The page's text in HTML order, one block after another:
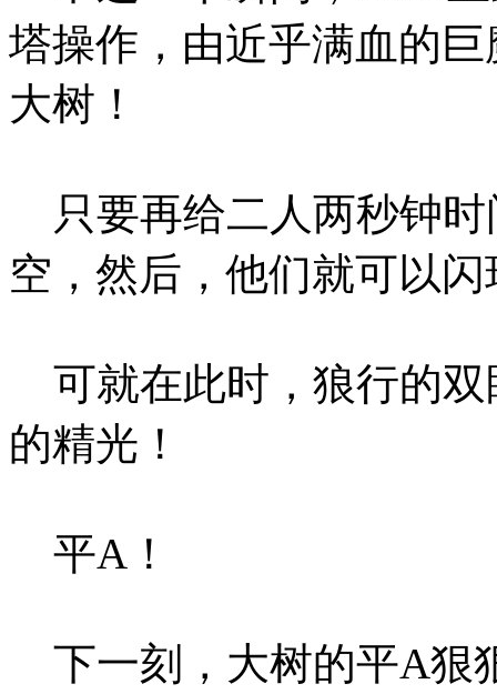
塔操作，由近乎满血的
大树！
只要再给二人两秒钟时
空，然后，他们就可以
可就在此时，狼行的双
的精光！
平A！
下一刻，大树的平A狠